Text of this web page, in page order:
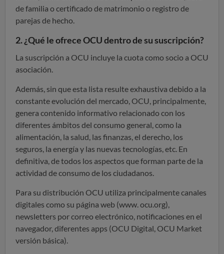
de familia o certificado de matrimonio o registro de
parejas de hecho.
2. ¿Qué le ofrece OCU dentro de su suscripción?
La suscripción a OCU incluye la cuota como socio a OCU
asociación.
Además, sin que esta lista resulte exhaustiva debido a la
constante evolución del mercado, OCU, principalmente,
genera contenido informativo relacionado con los
diferentes ámbitos del consumo general, como la
alimentación, la salud, las finanzas, el derecho, los
seguros, la energía y las nuevas tecnologías, etc. En
definitiva, de todos los aspectos que forman parte de la
actividad de consumo de los ciudadanos.
Para su distribución OCU utiliza principalmente canales
digitales como su página web (www. ocu.org),
newsletters por correo electrónico, notificaciones en el
navegador, diferentes apps (OCU Digital, OCU Market
versión básica).